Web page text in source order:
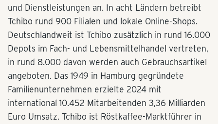
und Dienstleistungen an. In acht Ländern betreibt
Tchibo rund 900 Filialen und lokale Online-Shops.
Deutschlandweit ist Tchibo zusätzlich in rund 16.000
Depots im Fach- und Lebensmittelhandel vertreten,
in rund 8.000 davon werden auch Gebrauchsartikel
angeboten. Das 1949 in Hamburg gegründete
Familienunternehmen erzielte 2024 mit
international 10.452 Mitarbeitenden 3,36 Milliarden
Euro Umsatz. Tchibo ist Röstkaffee-Marktführer in